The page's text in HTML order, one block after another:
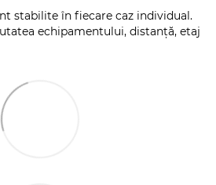
stabilite în fiecare caz individual.
echipamentului, distanță, etaj